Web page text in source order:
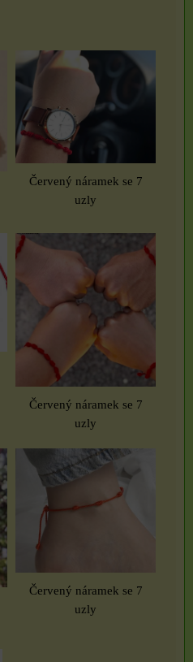
Červený náramek se 7
uzly
Červený náramek se 7
uzly
Červený náramek se 7
uzly